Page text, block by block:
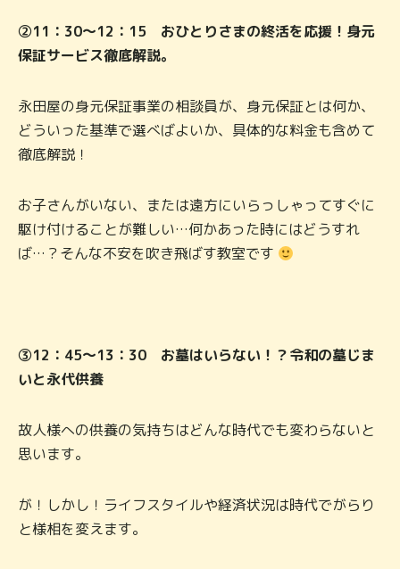
②11：30～12：15 おひとりさまの終活を応援！身元
保証サービス徹底解説。
永田屋の身元保証事業の相談員が、身元保証とは何か、
どういった基準で選べばよいか、具体的な料金も含めて
徹底解説！
お子さんがいない、または遠方にいらっしゃってすぐに
駆け付けることが難しい…何かあった時にはどうすれ
ば…？そんな不安を吹き飛ばす教室です
③12：45～13：30 お墓はいらない！？令和の墓じま
いと永代供養
故人様への供養の気持ちはどんな時代でも変わらないと
思います。
が！しかし！ライフスタイルや経済状況は時代でがらり
と様相を変えます。